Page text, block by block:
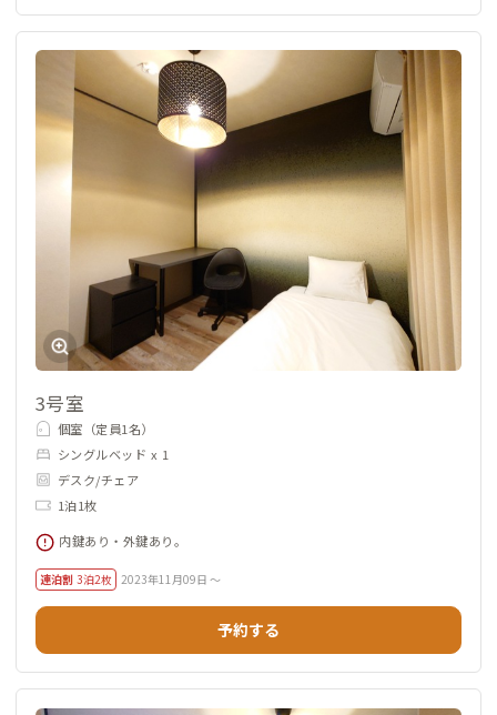
3号室
個室（定員1名）
シングルベッド x 1
デスク/チェア
1泊1枚
内鍵あり・外鍵あり。
連泊割 3泊2枚 2023年11月09日 ～
予約する